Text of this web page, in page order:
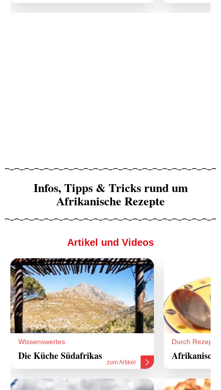
Infos, Tipps & Tricks rund um
Afrikanische Rezepte
Artikel und Videos
Wissenswertes
Die Küche Südafrikas
zum Artikel
Durch Rezepte